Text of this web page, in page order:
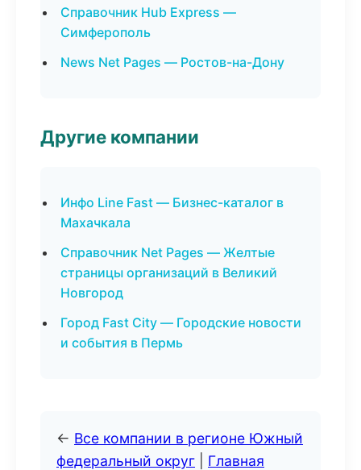
Справочник Hub Express —
Симферополь
News Net Pages — Ростов-на-Дону
Другие компании
Инфо Line Fast — Бизнес-каталог в
Махачкала
Справочник Net Pages — Желтые
страницы организаций в Великий
Новгород
Город Fast City — Городские новости
и события в Пермь
← Все компании в регионе Южный
федеральный округ
Главная